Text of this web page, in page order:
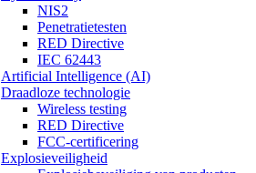
NIS2
Penetratietesten
RED Directive
IEC 62443
Artificial Intelligence (AI)
Draadloze technologie
Wireless testing
RED Directive
FCC-certificering
Explosieveiligheid